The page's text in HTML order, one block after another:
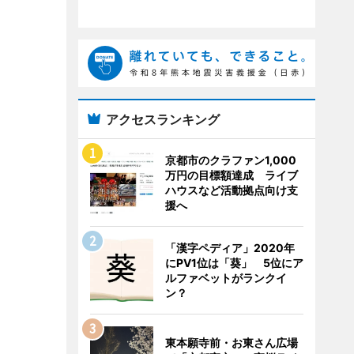
アクセスランキング
京都市のクラファン1,000
万円の目標額達成 ライブ
ハウスなど活動拠点向け支
援へ
「漢字ペディア」2020年
にPV1位は「葵」 5位にア
ルファベットがランクイ
ン？
東本願寺前・お東さん広場